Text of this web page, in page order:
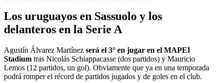
Los uruguayos en Sassuolo y los
delanteros en la Serie A
Agustín Álvarez Martínez será el 3° en jugar en el MAPEI
Stadium tras Nicolás Schiappacasse (dos partidos) y Mauricio
Lemos (12 partidos, un gol). Obviamente que ya en una temporada
podrá romper el récord de partidos jugados y de goles en el club.